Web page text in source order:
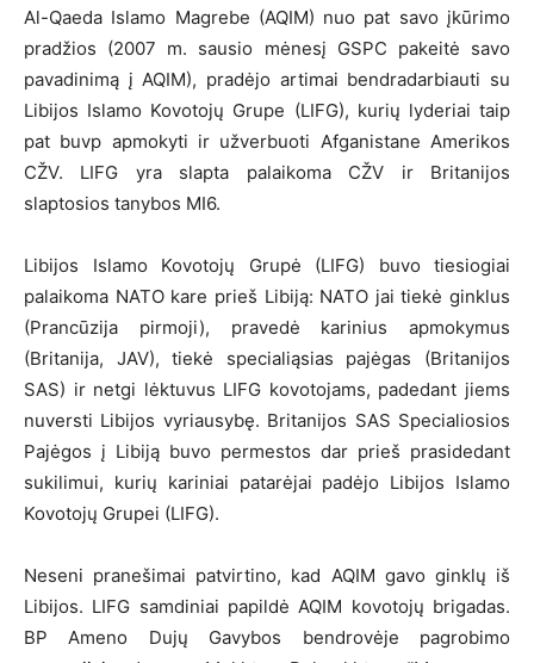
Al-Qaeda Islamo Magrebe (AQIM) nuo pat savo įkūrimo
pradžios (2007 m. sausio mėnesį GSPC pakeitė savo
pavadinimą į AQIM), pradėjo artimai bendradarbiauti su
Libijos Islamo Kovotojų Grupe (LIFG), kurių lyderiai taip
pat buvp apmokyti ir užverbuoti Afganistane Amerikos
CŽV. LIFG yra slapta palaikoma CŽV ir Britanijos
slaptosios tanybos MI6.
Libijos Islamo Kovotojų Grupė (LIFG) buvo tiesiogiai
palaikoma NATO kare prieš Libiją: NATO jai tiekė ginklus
(Prancūzija pirmoji), pravedė karinius apmokymus
(Britanija, JAV), tiekė specialiąsias pajėgas (Britanijos
SAS) ir netgi lėktuvus LIFG kovotojams, padedant jiems
nuversti Libijos vyriausybę. Britanijos SAS Specialiosios
Pajėgos į Libiją buvo permestos dar prieš prasidedant
sukilimui, kurių kariniai patarėjai padėjo Libijos Islamo
Kovotojų Grupei (LIFG).
Neseni pranešimai patvirtino, kad AQIM gavo ginklų iš
Libijos. LIFG samdiniai papildė AQIM kovotojų brigadas.
BP Ameno Dujų Gavybos bendrovėje pagrobimo